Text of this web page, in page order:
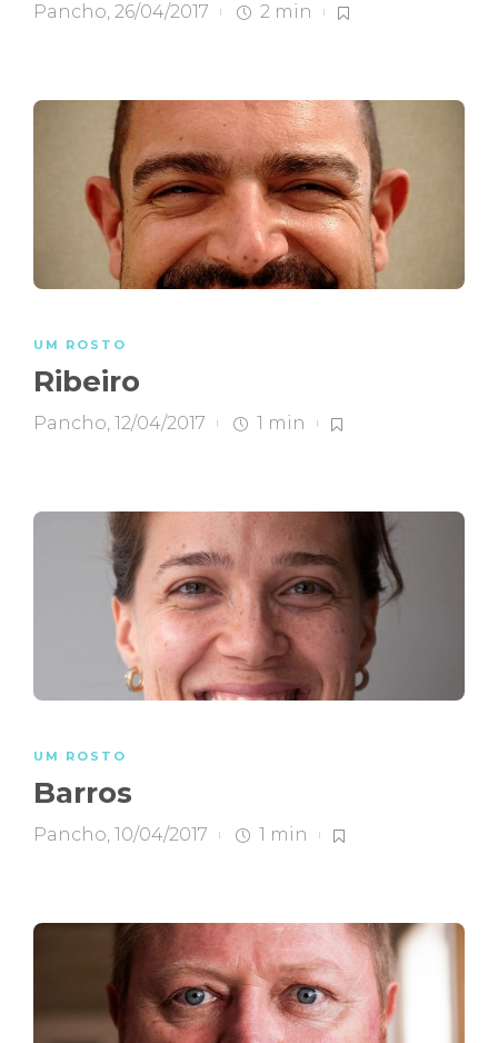
Pancho, 26/04/2017 2 min
UM ROSTO
Ribeiro
Pancho, 12/04/2017 1 min
UM ROSTO
Barros
Pancho, 10/04/2017 1 min